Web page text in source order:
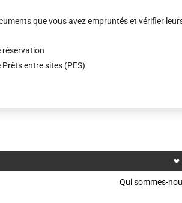
que vous avez empruntés et vérifier
réservation
entre sites (PES)
Qui sommes-